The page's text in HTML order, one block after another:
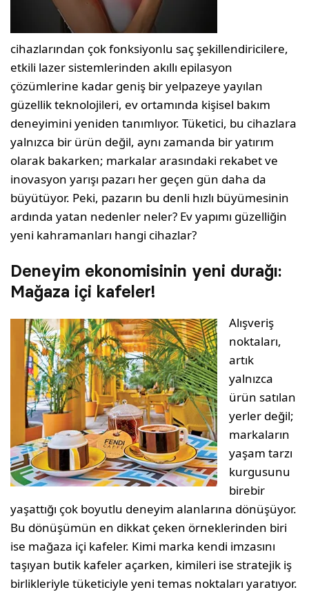
cihazlarından çok fonksiyonlu saç şekillendiricilere,
etkili lazer sistemlerinden akıllı epilasyon
çözümlerine kadar geniş bir yelpazeye yayılan
güzellik teknolojileri, ev ortamında kişisel bakım
deneyimini yeniden tanımlıyor. Tüketici, bu cihazlara
yalnızca bir ürün değil, aynı zamanda bir yatırım
olarak bakarken; markalar arasındaki rekabet ve
inovasyon yarışı pazarı her geçen gün daha da
büyütüyor. Peki, pazarın bu denli hızlı büyümesinin
ardında yatan nedenler neler? Ev yapımı güzelliğin
yeni kahramanları hangi cihazlar?
Deneyim ekonomisinin yeni durağı:
Mağaza içi kafeler!
Alışveriş
noktaları,
artık
yalnızca
ürün satılan
yerler değil;
markaların
yaşam tarzı
kurgusunu
birebir
yaşattığı çok boyutlu deneyim alanlarına dönüşüyor.
Bu dönüşümün en dikkat çeken örneklerinden biri
ise mağaza içi kafeler. Kimi marka kendi imzasını
taşıyan butik kafeler açarken, kimileri ise stratejik iş
birlikleriyle tüketiciyle yeni temas noktaları yaratıyor.